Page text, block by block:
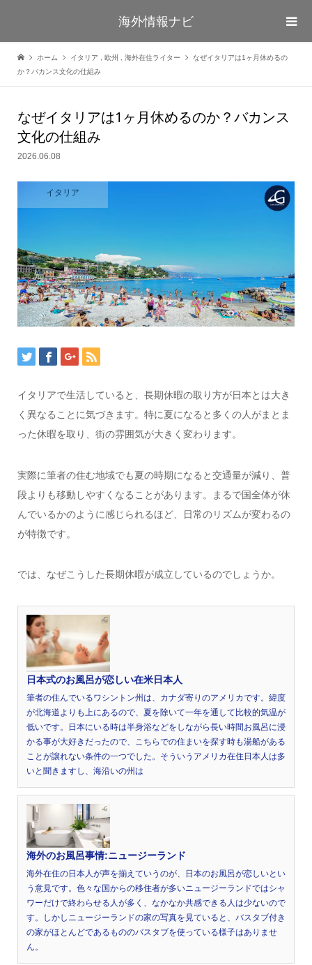
海外情報ナビ
ホーム イタリア 欧州 海外在住ライター
なぜイタリアは1ヶ月休めるの
か？バカンス文化の仕組み
なぜイタリアは1ヶ月休めるのか？バカンス
文化の仕組み
2026.06.08
イタリア
イタリアで生活していると、長期休暇の取り方が日本とは大き
く異なることに気づきます。特に夏になると多くの人がまとま
った休暇を取り、街の雰囲気が大きく変わります。
実際に筆者の住む地域でも夏の時期になると交通量が減り、普
段よりも移動しやすくなることがあります。まるで国全体が休
んでいるかのように感じられるほど、日常のリズムが変わるの
が特徴です。
では、なぜこうした長期休暇が成立しているのでしょうか。
日本式のお風呂が恋しい在米日本人
筆者の住んでいるワシントン州は、カナダ寄りのアメリカです。緯度
が北海道よりも上にあるので、夏を除いて一年を通して比較的気温が
低いです。日本にいる時は半身浴などをしながら長い時間お風呂に浸
かる事が大好きだったので、こちらでの住まいを探す時も湯船がある
ことが譲れない条件の一つでした。そういうアメリカ在住日本人は多
いと聞きますし、海沿いの州は
海外のお風呂事情:ニュージーランド
海外在住の日本人が声を揃えていうのが、日本のお風呂が恋しいとい
う意見です。色々な国からの移住者が多いニュージーランドではシャ
ワーだけで終わらせる人が多く、なかなか共感できる人は少ないので
す。しかしニュージーランドの家の写真を見ていると、バスタブ付き
の家がほとんどであるもののバスタブを使っている様子はありませ
ん。